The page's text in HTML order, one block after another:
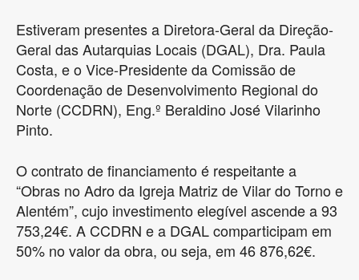
Estiveram presentes a Diretora-Geral da Direção-
Geral das Autarquias Locais (DGAL), Dra. Paula
Costa, e o Vice-Presidente da Comissão de
Coordenação de Desenvolvimento Regional do
Norte (CCDRN), Eng.º Beraldino José Vilarinho
Pinto.
O contrato de financiamento é respeitante a
“Obras no Adro da Igreja Matriz de Vilar do Torno e
Alentém”, cujo investimento elegível ascende a 93
753,24€. A CCDRN e a DGAL comparticipam em
50% no valor da obra, ou seja, em 46 876,62€.